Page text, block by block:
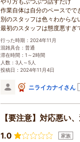
作業自体は自分のペースでで
別のスタッフは色々わから
最初のスタッフは態度悪すぎ
行った時期：2024年11月
混雑具合：普通
滞在時間：1～2時間
人数：3人～5人
投稿日：2024年11月4日
ニライカナイさん
【要注意】対応悪い
1.0
家族